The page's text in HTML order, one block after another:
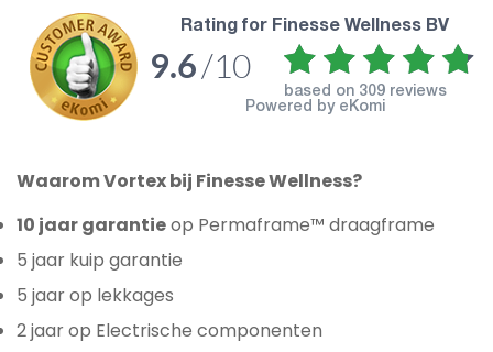
rating for Finesse Wellness BV
9.6/10
based on 309 reviews
Powered by eKomi
Waarom Vortex bij Finesse Wellness?
10 jaar garantieop Permaframe™ draagframe
5 jaar kuip garantie
5 jaar op lekkages
2 jaar op Electrische componenten